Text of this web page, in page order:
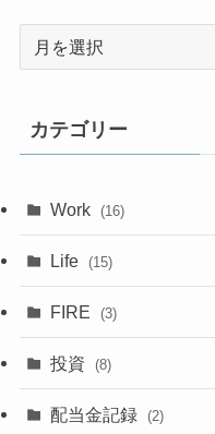
ブ
カテゴリー
Work (16)
(4)
Life (15)
(1)
(4)
FIRE (3)
(1)
投資 (8)
配当金記録 (2)